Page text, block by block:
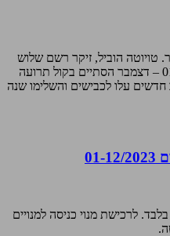
בדצמבר. טויוטה הוביל, זיקר רשם שלוש
מכוניות ראשונות. אוטוניוז, 01.01.2024 – דצמבר הסתיים בקול תרועה
מ-5,000 כלי רכב חדשים עלו לכבישים והשלימו שנה
לרכישת מנוי כניסה למנויים